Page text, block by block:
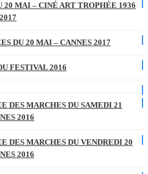
20 MAI – CINÉ ART TROPHÉE 1936
DU 20 MAI – CANNES 2017
FESTIVAL 2016
DES MARCHES DU SAMEDI 21
2016
DES MARCHES DU VENDREDI 20
2016